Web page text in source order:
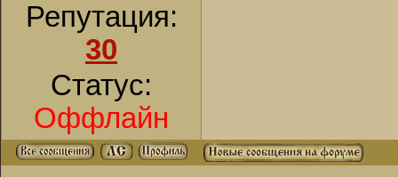
Репутация:
30
Статус:
Оффлайн